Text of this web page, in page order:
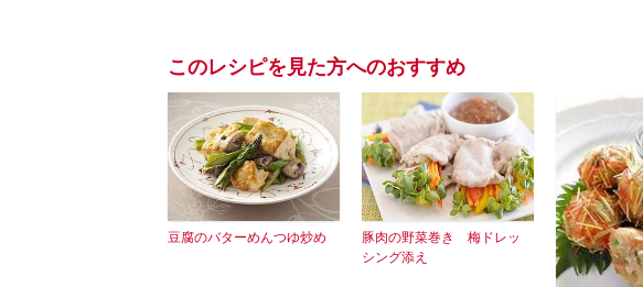
このレシピを見た方へのおすすめ
豆腐のバターめんつゆ炒め
豚肉の野菜巻き 梅ドレッ
シング添え